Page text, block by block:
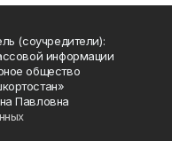
(соучредители):
информации
общество
Павловна